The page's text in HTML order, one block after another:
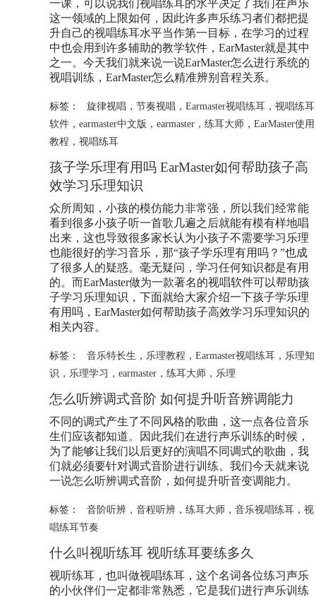
一课，可以说我们视唱练耳的水平决定了我们在声乐
这一领域的上限如何，因此许多声乐练习者们都把提
升自己的视唱练耳水平当作第一目标，在学习的过程
中也会用到许多辅助的教学软件，EarMaster就是其中
之一。今天我们就来说一说EarMaster怎么进行系统的
视唱训练，EarMaster怎么精准辨别音程关系。
标签： 旋律视唱， 节奏视唱， Earmaster视唱练耳， 视唱练耳
软件 ， earmaster中文版 ， earmaster ， 练耳大师 ， EarMaster使用
教程 ， 视唱练耳
孩子学乐理有用吗 EarMaster如何帮助孩子高
效学习乐理知识
众所周知，小孩的模仿能力非常强，所以我们经常能
看到很多小孩子听一首歌几遍之后就能有模有样地唱
出来，这也导致很多家长认为小孩子不需要学习乐理
也能很好的学习音乐，那“孩子学乐理有用吗？”也成
了很多人的疑惑。毫无疑问，学习任何知识都是有用
的。而EarMaster做为一款著名的视唱软件可以帮助孩
子学习乐理知识，下面就给大家介绍一下孩子学乐理
有用吗，EarMaster如何帮助孩子高效学习乐理知识的
相关内容。
标签： 音乐特长生 ， 乐理教程 ， Earmaster视唱练耳， 乐理知
识 ， 乐理学习 ， earmaster ， 练耳大师 ， 乐理
怎么听辨调式音阶 如何提升听音辨调能力
不同的调式产生了不同风格的歌曲，这一点各位音乐
生们应该都知道。因此我们在进行声乐训练的时候，
为了能够让我们以后更好的演唱不同调式的歌曲，我
们就必须要针对调式音阶进行训练。我们今天就来说
一说怎么听辨调式音阶，如何提升听音变调能力。
标签： 音阶听辨， 音程听辨， 练耳大师， 音乐视唱练耳， 视
唱练耳节奏
什么叫视听练耳 视听练耳要练多久
视听练耳，也叫做视唱练耳，这个名词各位练习声乐
的小伙伴们一定都非常熟悉，它是我们进行声乐训练